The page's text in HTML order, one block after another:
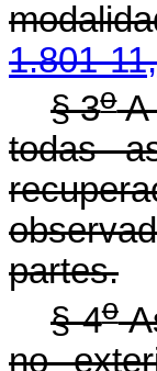
1.801-
§ 3oA
todas
partes.
§ 4o
no